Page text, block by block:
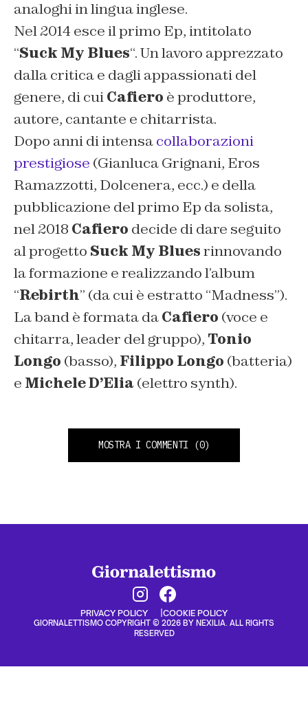
analoghi in lingua inglese.
Nel 2014 esce il primo Ep, intitolato
“Suck My Blues“. Un lavoro apprezzato
dalla critica e dagli appassionati del
genere, di cuiCafiero è produttore,
autore, cantante e chitarrista.
Dopo anni di intensacollaborazioni
prestigiose (Gianluca Grignani, Eros
Ramazzotti, Dolcenera, ecc.) e della
pubblicazione del primo Ep da solista,
nel 2018 Cafiero decide di dare seguito
al progetto Suck My Bluesrinnovando
la formazione e realizzando l’album
“Rebirth” (da cui è estratto “Madness”).
La band è formata daCafiero (voce e
chitarra, leader del gruppo), Tonio
Longo (basso), Filippo Longo (batteria)
e Michele D’Elia (elettro synth).
MOSTRA I COMMENTI (0)
PRIVACY POLICY COOKIE POLICY
GIORNALETTISMO COPYRIGHT © 2026 BY NEXILIA. ALL RIGHTS
RESERVED